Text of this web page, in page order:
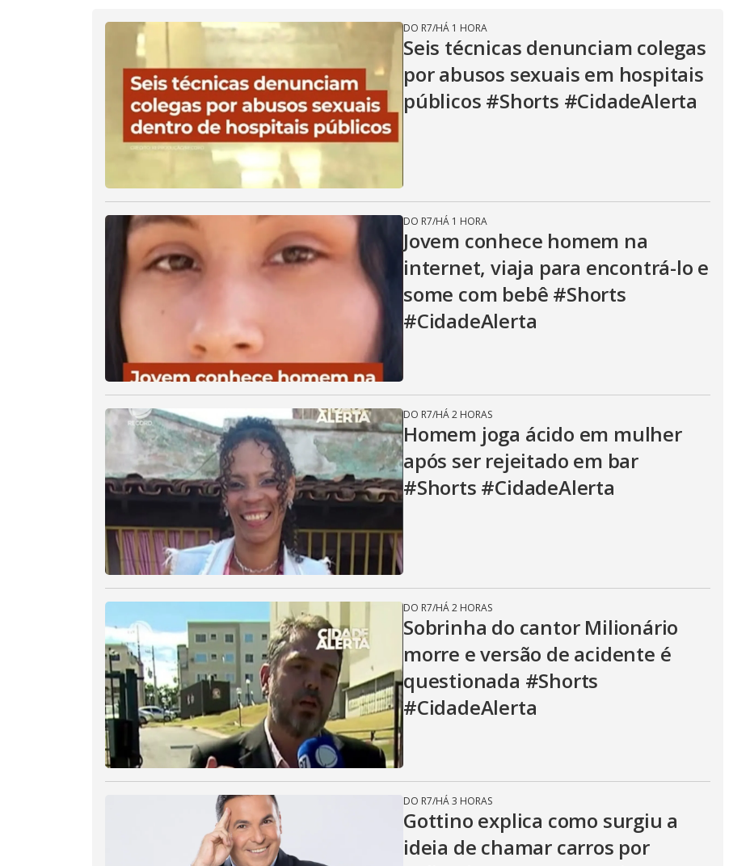
DO R7/HÁ 1 HORA
Seis técnicas denunciam colegas
por abusos sexuais em hospitais
públicos #Shorts #CidadeAlerta
DO R7/HÁ 1 HORA
Jovem conhece homem na
internet, viaja para encontrá-lo e
some com bebê #Shorts
#CidadeAlerta
DO R7/HÁ 2 HORAS
Homem joga ácido em mulher
após ser rejeitado em bar
#Shorts #CidadeAlerta
DO R7/HÁ 2 HORAS
Sobrinha do cantor Milionário
morre e versão de acidente é
questionada #Shorts
#CidadeAlerta
DO R7/HÁ 3 HORAS
Gottino explica como surgiu a
ideia de chamar carros por